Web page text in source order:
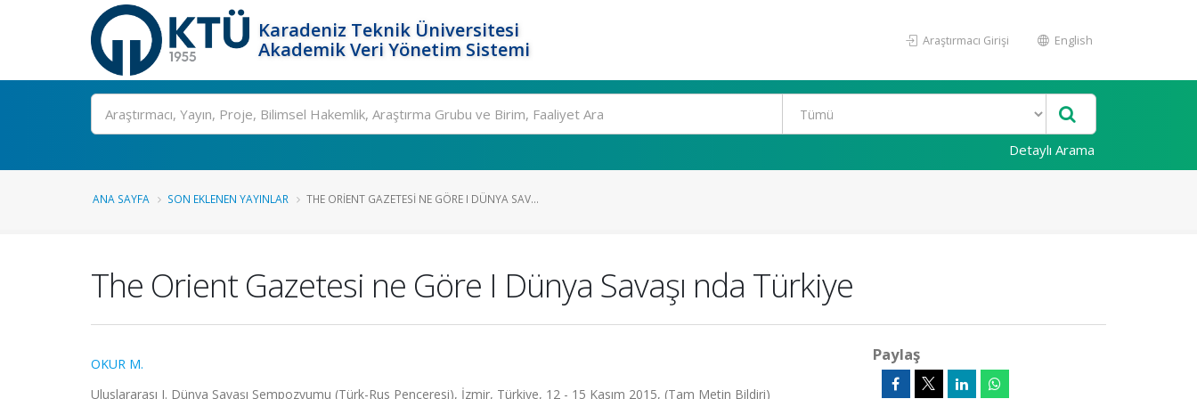
Karadeniz Teknik Üniversitesi
Akademik Veri Yönetim Sistemi
Araştırmacı Girişi English
Ara
Detaylı Arama
ANA SAYFA SON EKLENEN YAYINLAR THE ORIENT GAZETESI NE GÖRE I DÜNYA SAV...
The Orient Gazetesi ne Göre I Dünya Savaşı nda Türkiye
OKUR M.
Uluslararası I. Dünya Savaşı Sempozyumu (Türk-Rus Penceresi), İzmir, Türkiye, 12 - 15 Kasım 2015, (Tam Metin Bildiri)
Paylaş